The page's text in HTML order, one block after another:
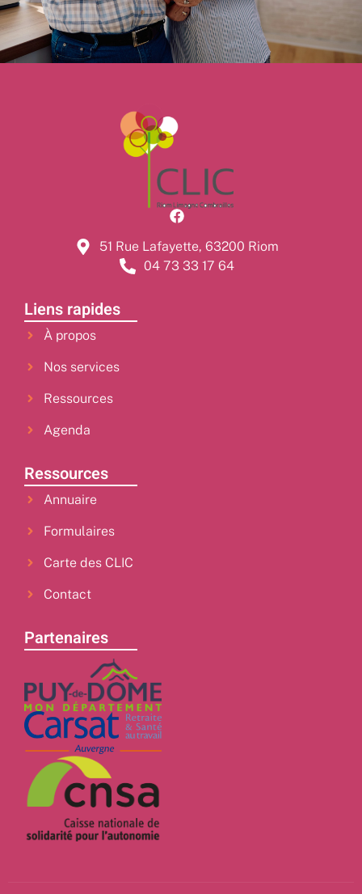
51 Rue Lafayette, 63200 Riom
04 73 33 17 64
Liens rapides
À propos
Nos services
Ressources
Agenda
Ressources
Annuaire
Formulaires
Carte des CLIC
Contact
Partenaires